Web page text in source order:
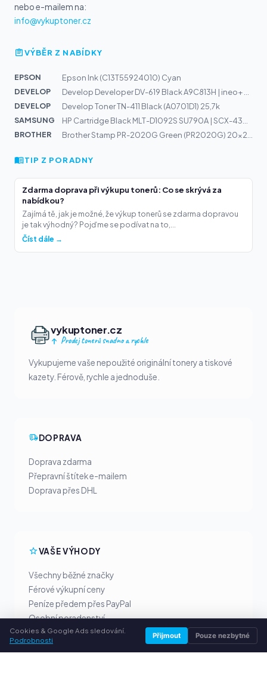
nebo e-mailem na:
info@vykuptoner.cz
VÝBĚR Z NABÍDKY
EPSON
Epson Ink (C13T55924010) Cyan
DEVELOP
DEVELOP
Develop Toner TN-411 Black (A0701D1) 25,7k
SAMSUNG
BROTHER
TIP Z PORADNY
Zdarma doprava při výkupu tonerů: Co se skrývá za
nabídkou?
Zajímá tě, jak je možné, že výkup tonerů se zdarma dopravou
je tak výhodný? Pojďme se podívat na to,...
Číst dále →
vykuptoner.cz
Prodej tonerů snadno a rychle
Vykupujeme vaše nepoužité originální tonery a tiskové
kazety. Férově, rychle a jednoduše.
DOPRAVA
Doprava zdarma
Přepravní štítek e-mailem
Doprava přes DHL
VAŠE VÝHODY
Všechny běžné značky
Férové výkupní ceny
Peníze předem přes PayPal
Osobní poradenství
Cookies & Google Ads sledování.
Podrobnosti
Přijmout Pouze nezbytné